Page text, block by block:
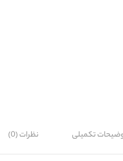
تکمیلی نظرات (0)